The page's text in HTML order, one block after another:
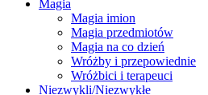
Magia
Magia imion
Magia przedmiotów
Magia na co dzień
Wróżby i przepowiednie
Wróżbici i terapeuci
Niezwykli/Niezwykłe